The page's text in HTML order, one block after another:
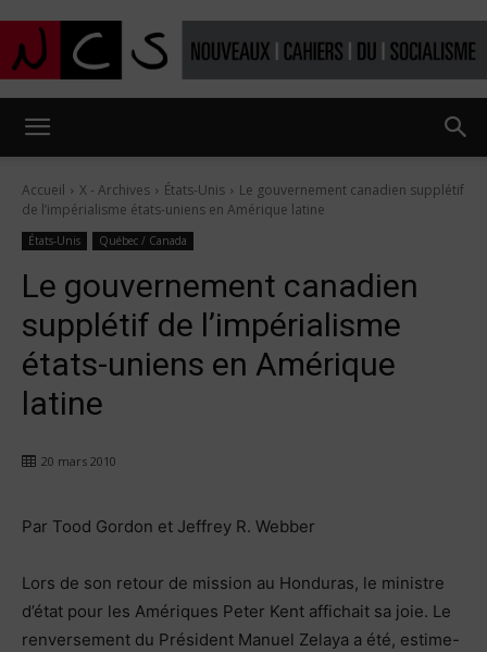
du
Accueil X - Archives États-Unis
Le gouvernement canadien supplétif
de l’impérialisme états-uniens en Amérique latine
États-Unis Québec / Canada
Le gouvernement canadien
supplétif de l’impérialisme
états-uniens en Amérique
latine
20 mars 2010
Par Tood Gordon et Jeffrey R. Webber
Lors de son retour de mission au Honduras, le ministre
d’état pour les Amériques Peter Kent affichait sa joie. Le
renversement du Président Manuel Zelaya a été, estime-